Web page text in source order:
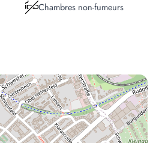
Chambres non-fumeurs